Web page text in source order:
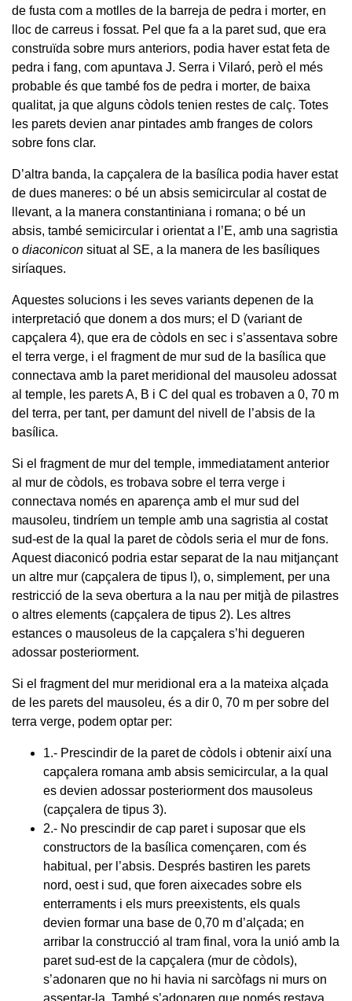
de fusta com a motlles de la barreja de pedra i morter, en
lloc de carreus i fossat. Pel que fa a la paret sud, que era
construïda sobre murs anteriors, podia haver estat feta de
pedra i fang, com apuntava J. Serra i Vilaró, però el més
probable és que també fos de pedra i morter, de baixa
qualitat, ja que alguns còdols tenien restes de calç. Totes
les parets devien anar pintades amb franges de colors
sobre fons clar.
D’altra banda, la capçalera de la basílica podia haver estat
de dues maneres: o bé un absis semicircular al costat de
llevant, a la manera constantiniana i romana; o bé un
absis, també semicircular i orientat a l’E, amb una sagristia
o diaconicon situat al SE, a la manera de les basíliques
siríaques.
Aquestes solucions i les seves variants depenen de la
interpretació que donem a dos murs; el D (variant de
capçalera 4), que era de còdols en sec i s’assentava sobre
el terra verge, i el fragment de mur sud de la basílica que
connectava amb la paret meridional del mausoleu adossat
al temple, les parets A, B i C del qual es trobaven a 0, 70 m
del terra, per tant, per damunt del nivell de l’absis de la
basílica.
Si el fragment de mur del temple, immediatament anterior
al mur de còdols, es trobava sobre el terra verge i
connectava només en aparença amb el mur sud del
mausoleu, tindríem un temple amb una sagristia al costat
sud-est de la qual la paret de còdols seria el mur de fons.
Aquest diaconicó podria estar separat de la nau mitjançant
un altre mur (capçalera de tipus l), o, simplement, per una
restricció de la seva obertura a la nau per mitjà de pilastres
o altres elements (capçalera de tipus 2). Les altres
estances o mausoleus de la capçalera s’hi degueren
adossar posteriorment.
Si el fragment del mur meridional era a la mateixa alçada
de les parets del mausoleu, és a dir 0, 70 m per sobre del
terra verge, podem optar per:
1.- Prescindir de la paret de còdols i obtenir així una
capçalera romana amb absis semicircular, a la qual
es devien adossar posteriorment dos mausoleus
(capçalera de tipus 3).
2.- No prescindir de cap paret i suposar que els
constructors de la basílica començaren, com és
habitual, per l’absis. Després bastiren les parets
nord, oest i sud, que foren aixecades sobre els
enterraments i els murs preexistents, els quals
devien formar una base de 0,70 m d’alçada; en
arribar la construcció al tram final, vora la unió amb la
paret sud-est de la capçalera (mur de còdols),
s’adonaren que no hi havia ni sarcòfags ni murs on